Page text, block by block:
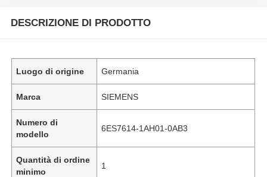
DESCRIZIONE DI PRODOTTO
Luogo di origine Germania
Marca SIEMENS
Numero di
modello
6ES7614-1AH01-0AB3
Quantità di ordine
minimo
1